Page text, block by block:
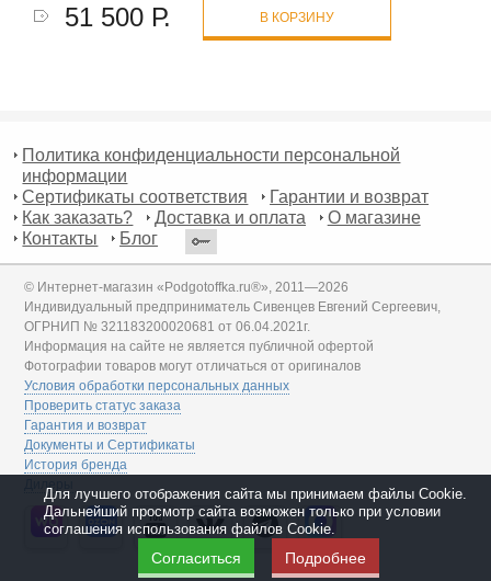
51 500 Р. В КОРЗИНУ
Политика конфиденциальности персональной
информации
Сертификаты соответствия
Гарантии и возврат
Как заказать?
Доставка и оплата
О магазине
Контакты
Блог
© Интернет-магазин «Podgotoffka.ru®», 2011—2026
Индивидуальный предприниматель Сивенцев Евгений Сергеевич,
ОГРНИП № 321183200020681 от 06.04.2021г.
Информация на сайте не является публичной офертой
Фотографии товаров могут отличаться от оригиналов
Условия обработки персональных данных
Проверить статус заказа
Гарантия и возврат
Документы и Сертификаты
История бренда
Для лучшего отображения сайта мы принимаем файлы Cookie.
Дальнейший просмотр сайта возможен только при условии
соглашения использования файлов Cookie.
Согласиться Подробнее